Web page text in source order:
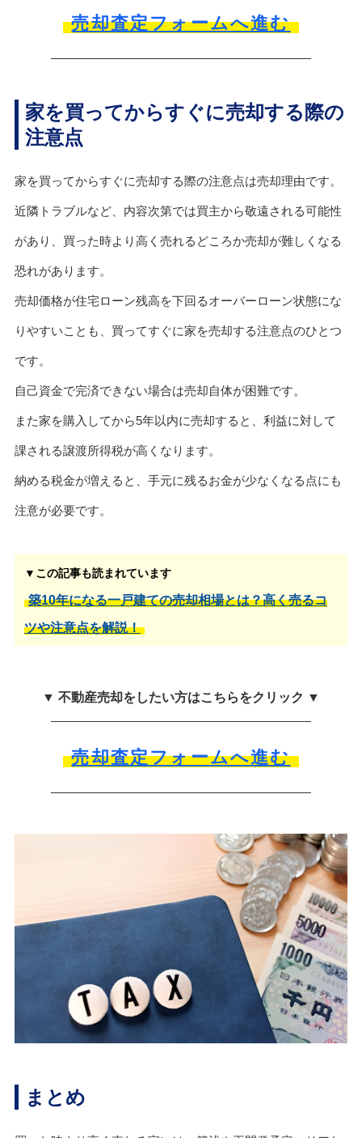
売却査定フォームへ進む
家を買ってからすぐに売却する際の
注意点
家を買ってからすぐに売却する際の注意点は売却理由です。
近隣トラブルなど、内容次第では買主から敬遠される可能性
があり、買った時より高く売れるどころか売却が難しくなる
恐れがあります。
売却価格が住宅ローン残高を下回るオーバーローン状態にな
りやすいことも、買ってすぐに家を売却する注意点のひとつ
です。
自己資金で完済できない場合は売却自体が困難です。
また家を購入してから5年以内に売却すると、利益に対して
課される譲渡所得税が高くなります。
納める税金が増えると、手元に残るお金が少なくなる点にも
注意が必要です。
▼この記事も読まれています
築10年になる一戸建ての売却相場とは？高く売るコ
ツや注意点を解説！
▼ 不動産売却をしたい方はこちらをクリック ▼
売却査定フォームへ進む
まとめ